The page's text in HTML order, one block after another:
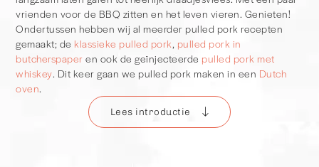
vrienden voor de BBQ zitten en het leven vieren. Genieten!
Ondertussen hebben wij al meerder pulled pork recepten
gemaakt; de klassieke pulled pork, pulled pork in
butcherspaper en ook de geïnjecteerde pulled pork met
whiskey. Dit keer gaan we pulled pork maken in een Dutch
oven.
Lees introductie